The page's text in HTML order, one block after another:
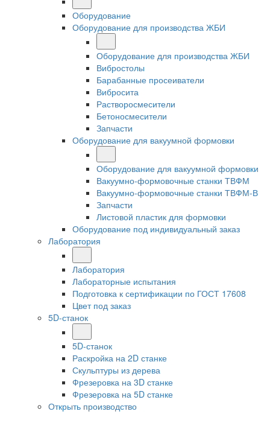
Оборудование
Оборудование для производства ЖБИ
Оборудование для производства ЖБИ
Вибростолы
Барабанные просеиватели
Вибросита
Растворосмесители
Бетоносмесители
Запчасти
Оборудование для вакуумной формовки
Оборудование для вакуумной формовки
Вакуумно-формовочные станки ТВФМ
Вакуумно-формовочные станки ТВФМ-В
Запчасти
Листовой пластик для формовки
Оборудование под индивидуальный заказ
Лаборатория
Лаборатория
Лабораторные испытания
Подготовка к сертификации по ГОСТ 17608
Цвет под заказ
5D-станок
5D-станок
Раскройка на 2D станке
Скульптуры из дерева
Фрезеровка на 3D станке
Фрезеровка на 5D станке
Открыть производство